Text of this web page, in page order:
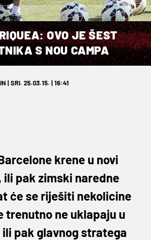
OVO JE ŠEST
S NOU CAMPA
| SRI. 25.03.15. | 16:41
krene u novi
ili pak zimski naredne
će se riješiti nekolicine
trenutno ne uklapaju u
pak glavnog stratega